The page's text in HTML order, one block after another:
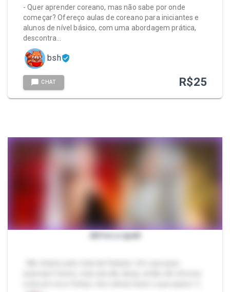
- Quer aprender coreano, mas não sabe por onde
começar? Ofereço aulas de coreano para iniciantes e
alunos de nível básico, com uma abordagem prática,
descontra…
bsh
CHAT R$25
All for a spell